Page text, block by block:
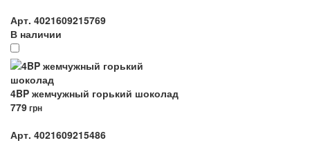
Арт. 4021609215769
В наличии
4BP жемчужный горький шоколад
779грн
Арт. 4021609215486